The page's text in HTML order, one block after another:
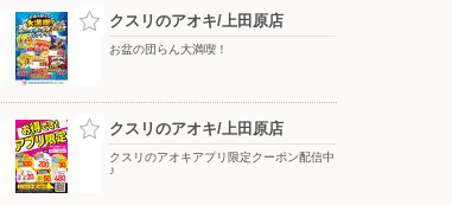
クスリのアオキ/上田原店
お盆の団らん大満喫！
クスリのアオキ/上田原店
クスリのアオキアプリ限定クーポン配信中
♪